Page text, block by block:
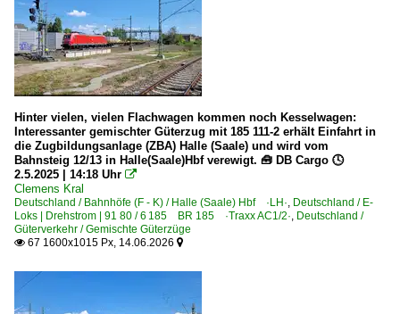
Hinter vielen, vielen Flachwagen kommen noch Kesselwagen:
Interessanter gemischter Güterzug mit 185 111-2 erhält Einfahrt in
die Zugbildungsanlage (ZBA) Halle (Saale) und wird vom
Bahnsteig 12/13 in Halle(Saale)Hbf verewigt. 🧰 DB Cargo 🕓
2.5.2025 | 14:18 Uhr 
Clemens Kral
Deutschland / Bahnhöfe (F - K) / Halle (Saale) Hbf ·LH·, Deutschland / E-
Loks | Drehstrom | 91 80 / 6 185 BR 185 ·Traxx AC1/2·, Deutschland /
Güterverkehr / Gemischte Güterzüge
 67 1600x1015 Px, 14.06.2026 